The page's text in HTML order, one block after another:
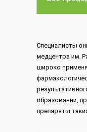
Специалисты
медцентра им.
широко
образований,
препараты